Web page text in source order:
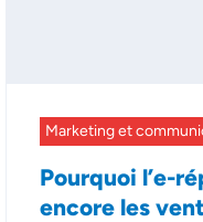
Marketing et
Pourquoi l’e-
encore les